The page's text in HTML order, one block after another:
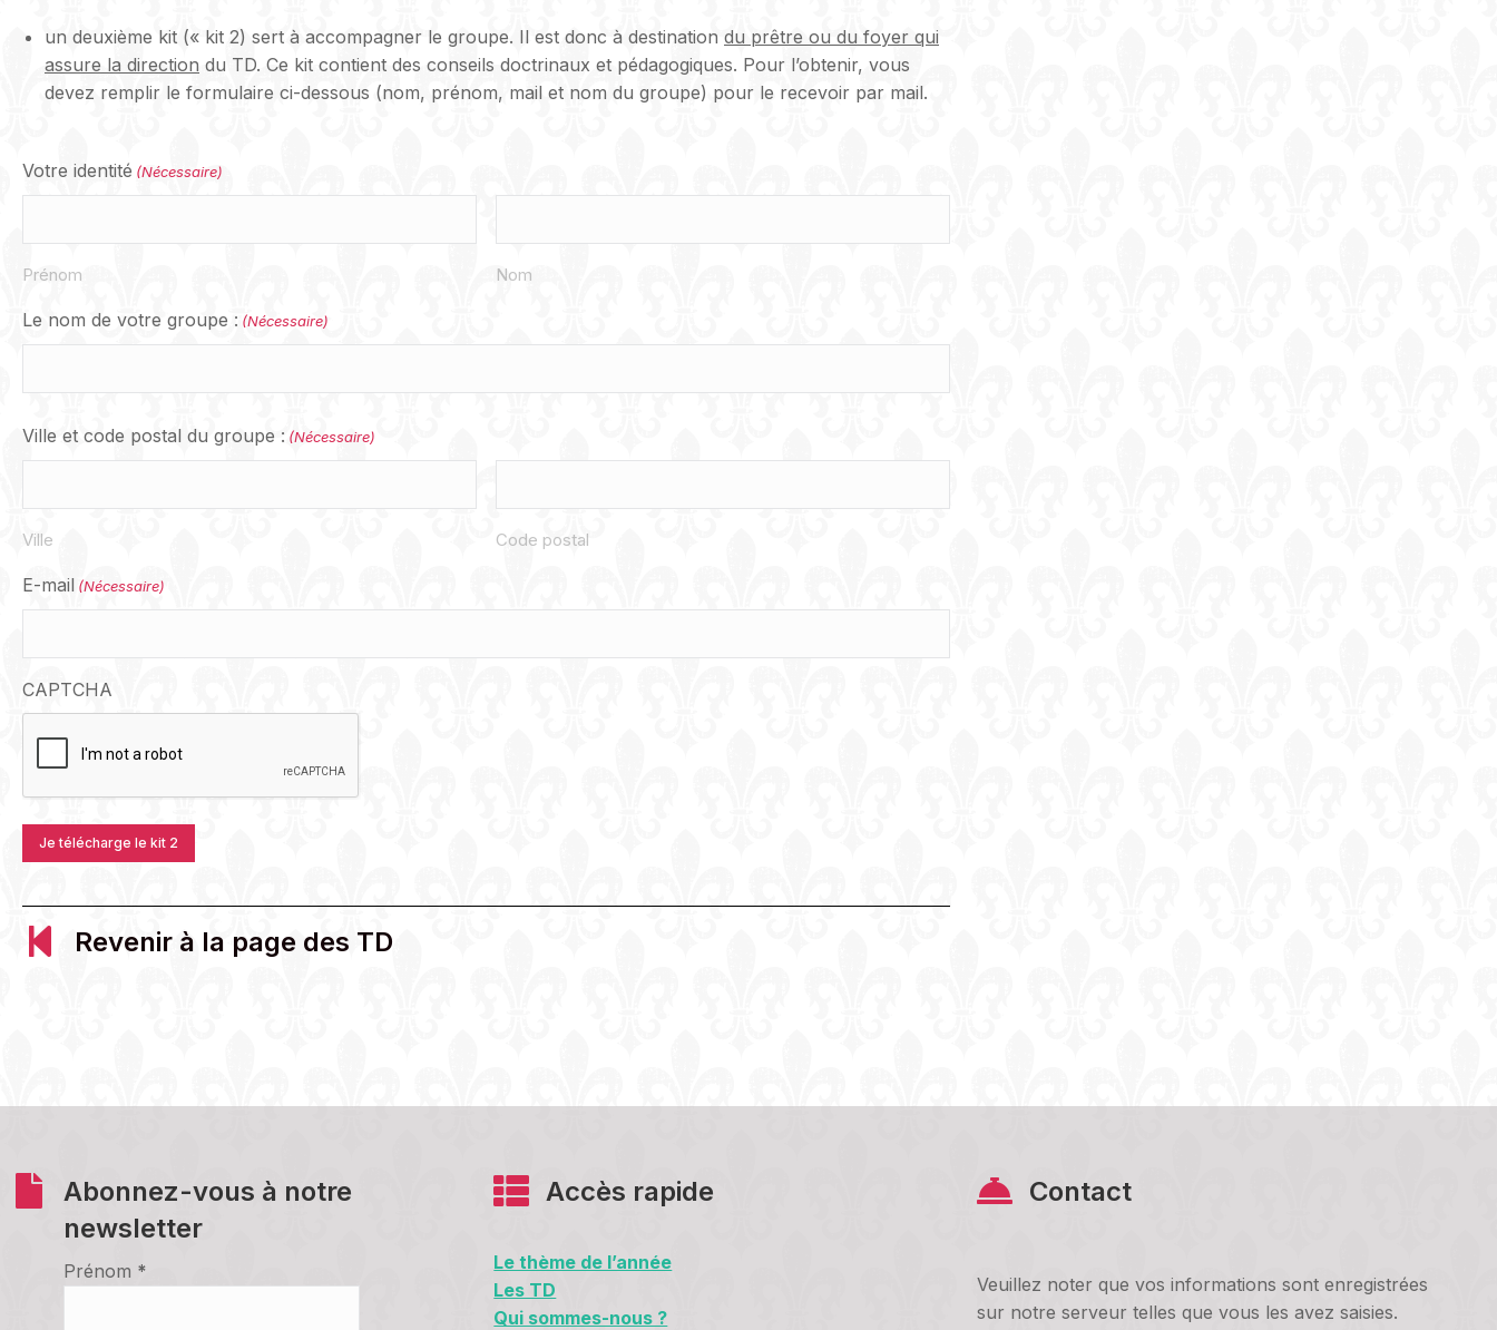
un deuxième kit (« kit 2) sert à accompagner le groupe. Il est donc à destination du prêtre ou du foyer qui
assure la direction du TD. Ce kit contient des conseils doctrinaux et pédagogiques. Pour l’obtenir, vous
devez remplir le formulaire ci-dessous (nom, prénom, mail et nom du groupe) pour le recevoir par mail.
Votre identité (Nécessaire)
Prénom Nom
Le nom de votre groupe : (Nécessaire)
Ville et code postal du groupe : (Nécessaire)
Ville Code postal
E-mail (Nécessaire)
CAPTCHA
Revenir à la page des TD
Abonnez-vous à notre
newsletter
Prénom *
Accès rapide
Le thème de l’année
Les TD
Qui sommes-nous ?
Contact
Veuillez noter que vos informations sont enregistrées
sur notre serveur telles que vous les avez saisies.